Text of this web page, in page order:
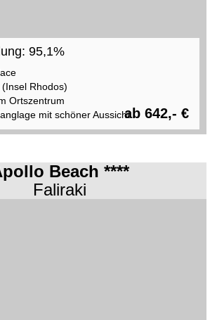
95,1%
Rhodos)
Ortszentrum
mit schöner Aussichtab 642,- €
Beach ****
Faliraki